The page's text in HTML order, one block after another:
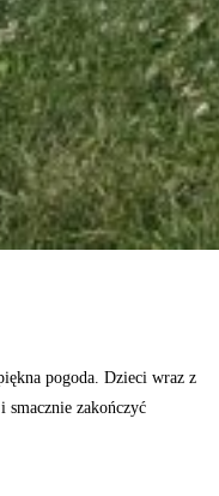
pogoda. Dzieci wraz z
smacznie zakończyć